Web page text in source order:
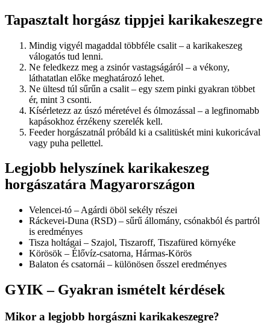
Tapasztalt horgász tippjei karikakeszegre
Mindig vigyél magaddal többféle csalit – a karikakeszeg
válogatós tud lenni.
Ne feledkezz meg a zsinór vastagságáról – a vékony,
láthatatlan előke meghatározó lehet.
Ne ültesd túl sűrűn a csalit – egy szem pinki gyakran többet
ér, mint 3 csonti.
Kísérletezz az úszó méretével és ólmozással – a legfinomabb
kapásokhoz érzékeny szerelék kell.
Feeder horgászatnál próbáld ki a csalitüskét mini kukoricával
vagy puha pellettel.
Legjobb helyszínek karikakeszeg
horgászatára Magyarországon
Velencei-tó – Agárdi öböl sekély részei
Ráckevei-Duna (RSD) – sűrű állomány, csónakból és partról
is eredményes
Tisza holtágai – Szajol, Tiszaroff, Tiszafüred környéke
Körösök – Élővíz-csatorna, Hármas-Körös
Balaton és csatornái – különösen ősszel eredményes
GYIK – Gyakran ismételt kérdések
Mikor a legjobb horgászni karikakeszegre?